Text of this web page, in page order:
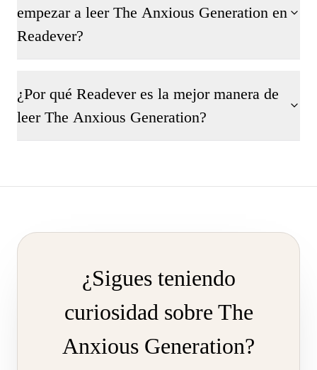
empezar a leer The Anxious Generation en
Readever?
¿Por qué Readever es la mejor manera de
leer The Anxious Generation?
¿Sigues teniendo
curiosidad sobre The
Anxious Generation?